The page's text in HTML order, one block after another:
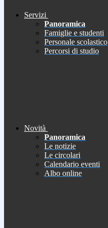
Servizi
Panoramica
Famiglie e studenti
Personale scolastico
Percorsi di studio
Novità
Panoramica
Le notizie
Le circolari
Calendario eventi
Albo online